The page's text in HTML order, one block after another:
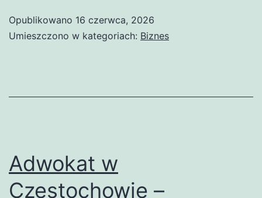
Częstochowie
Opublikowano 16 czerwca, 2026
Umieszczono w kategoriach: Biznes
Adwokat w
Częstochowie –